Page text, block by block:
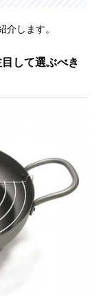
介します。
して選ぶべき